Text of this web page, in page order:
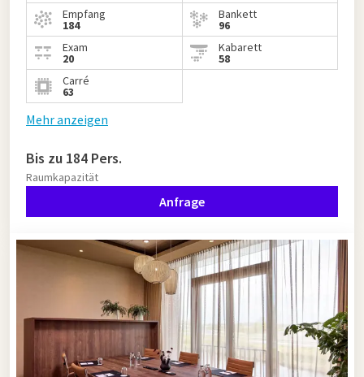
Empfang
184
Bankett
96
Exam
20
Kabarett
58
Carré
63
Mehr anzeigen
Bis zu 184 Pers.
Raumkapazität
Anfrage